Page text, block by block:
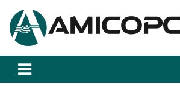
a
Amicopc.com